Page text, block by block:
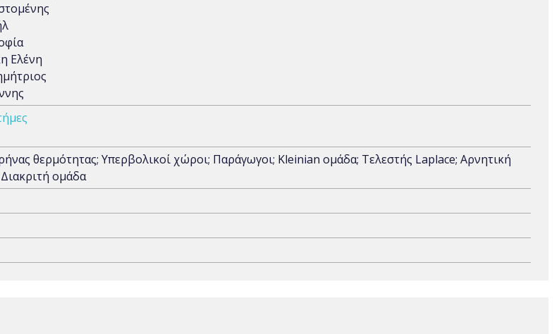
Ελένη
θερμότητας; Υπερβολικοί χώροι; Παράγωγοι; Kleinian ομάδα; Τελεστής Laplace; Αρνητική
ομάδα